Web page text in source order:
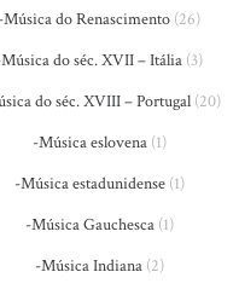
-Música do Renascimento (26)
do séc. XVII – Itália (3)
do séc. XVIII – Portugal (20)
-Música eslovena(1)
-Música estadunidense(1)
-Música Gauchesca(1)
-Música Indiana(2)